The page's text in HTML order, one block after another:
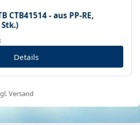
CTB41514 - aus PP-RE,
Details
Versand